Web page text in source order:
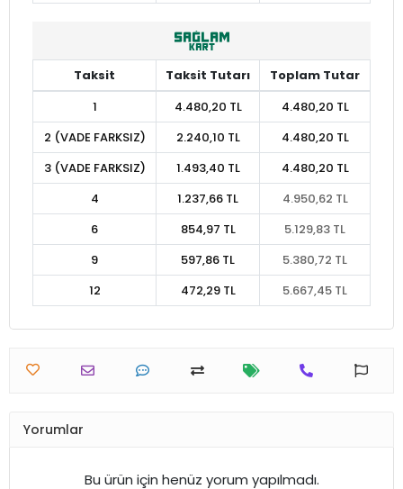
Taksit Taksit Tutarı
Toplam Tutar
1
4.480,20 TL
4.480,20 TL
2 (VADE FARKSIZ)
2.240,10 TL
4.480,20 TL
3 (VADE FARKSIZ)
1.493,40 TL
4.480,20 TL
4
1.237,66 TL
4.950,62 TL
6
854,97 TL
5.129,83 TL
9
597,86 TL
5.380,72 TL
12
472,29 TL 5.667,45 TL
Yorumlar
Bu ürün için henüz yorum yapılmadı.